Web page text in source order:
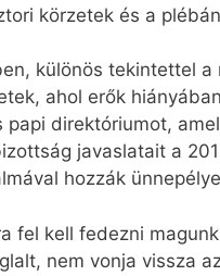
körzetek és a
különös tekintettel a
ahol erők
direktóriumot,
javaslatait a
hozzák
fel kell fedezni
nem vonja vissza